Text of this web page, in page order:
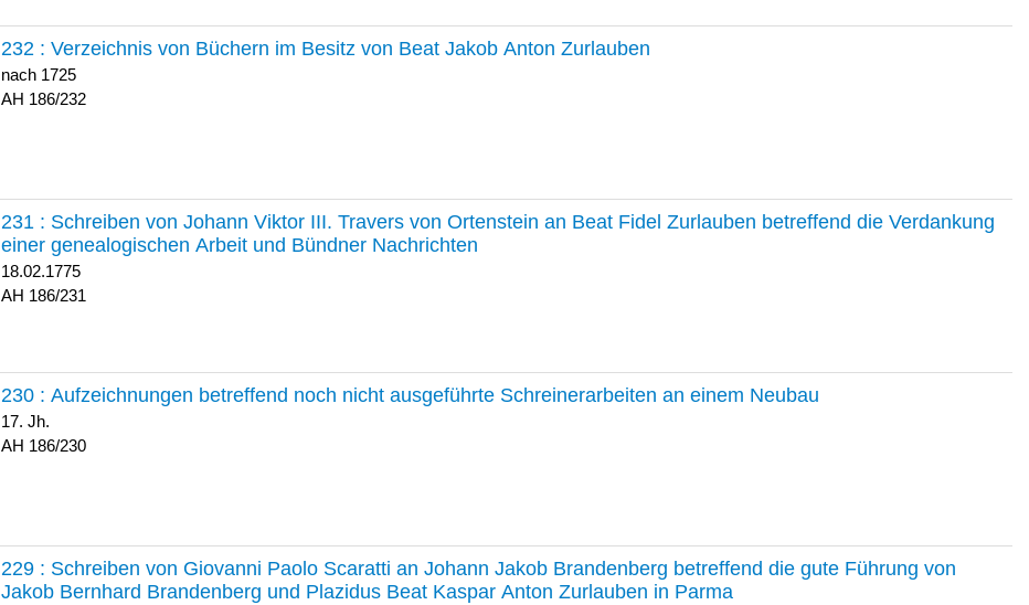
232 : Verzeichnis von Büchern im Besitz von Beat Jakob Anton Zurlauben
nach 1725
186/232
231 : Schreiben von Johann Viktor III. Travers von Ortenstein an Beat Fidel Zurlauben betreffend die Verdankung
einer genealogischen Arbeit und Bündner Nachrichten
18.02.1775
186/231
230 : Aufzeichnungen betreffend noch nicht ausgeführte Schreinerarbeiten an einem Neubau
17. Jh.
186/230
229 : Schreiben von Giovanni Paolo Scaratti an Johann Jakob Brandenberg betreffend die gute Führung von
Jakob Bernhard Brandenberg und Plazidus Beat Kaspar Anton Zurlauben in Parma